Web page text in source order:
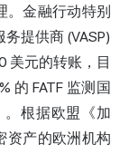
。金融行动特别
提供商 (VASP)
美元的转账，目
的 FATF 监测国
。根据欧盟《加
资产的欧洲机构